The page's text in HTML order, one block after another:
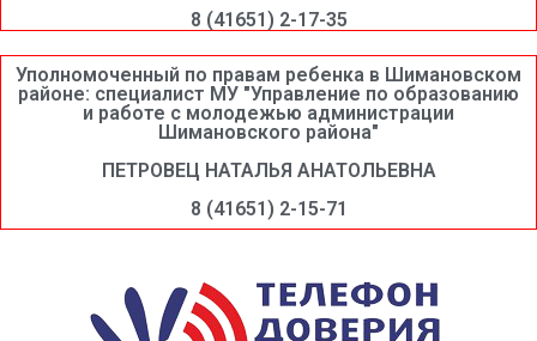
8 (41651) 2-17-35
Уполномоченный по правам ребенка в Шимановском
районе: специалист МУ "Управление по образованию
и работе с молодежью администрации
Шимановского района"
ПЕТРОВЕЦ НАТАЛЬЯ АНАТОЛЬЕВНА
8 (41651) 2-15-71